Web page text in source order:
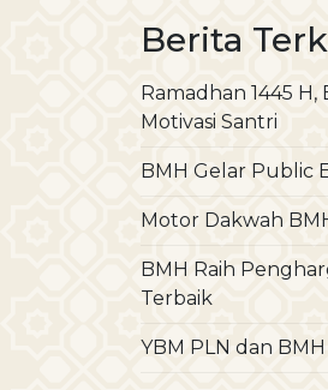
Berita
Ramadhan 1445
Motivasi Santri
BMH Gelar Public
Motor Dakwah
BMH Raih
Terbaik
YBM PLN dan